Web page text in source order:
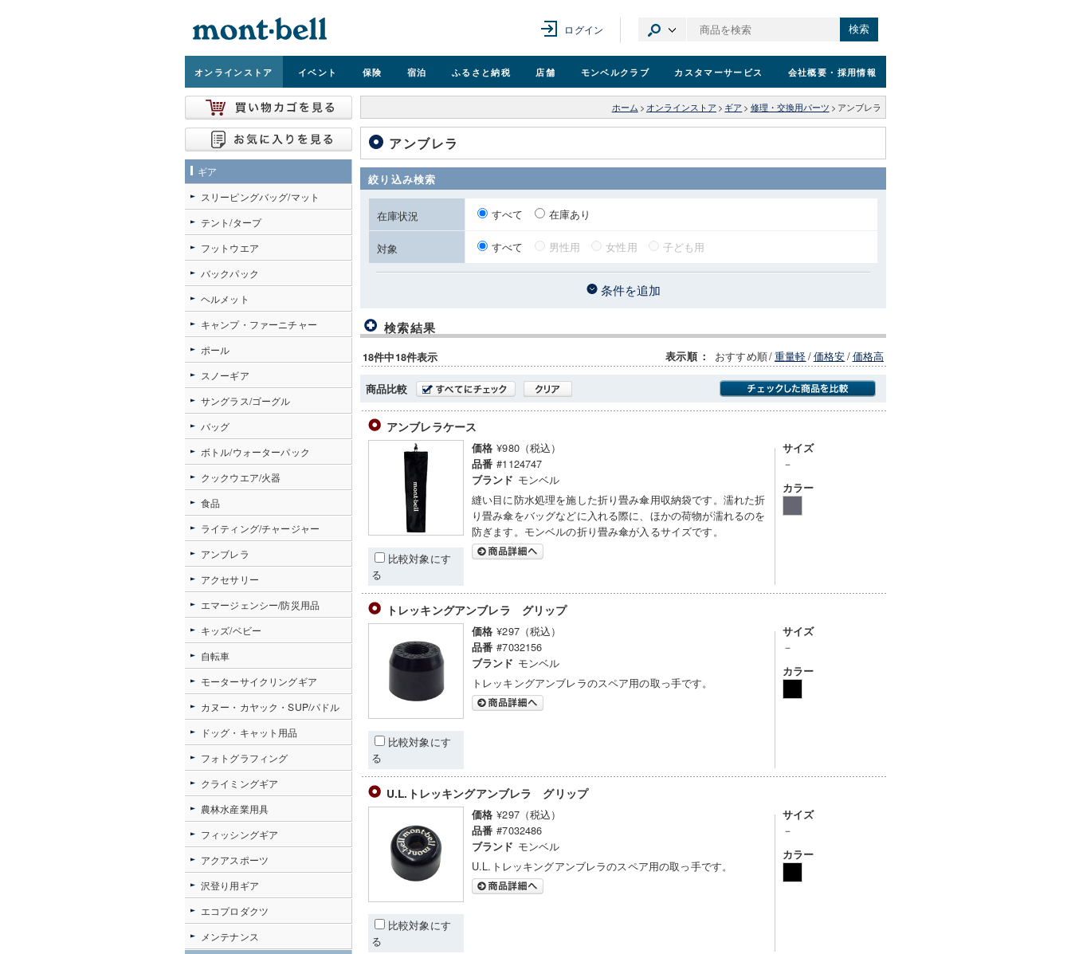
ログイン 検索
オンラインストア イベント 保険 宿泊 ふるさと納税 店舗 モンベルクラブ カスタマーサービス 会社概要 ・採用情報
ホーム > オンラインストア > ギア > 修理・交換用パーツ > アンブレラ
アンブレラ
絞り込み検索
在庫状況 すべて 在庫あり
対象 すべて 男性用 女性用 子ども用
条件を追加
検索結果
18件中18件表示 表示順 ： おすすめ順/重量軽/価格安/価格高
商品比較
アンブレラケース
比較対象にす
る
価格 ¥980（税込）
品番 #1124747
ブランド モンベル
縫い目に防水処理を施した折り畳み傘用収納袋です。濡れた折
り畳み傘をバッグなどに入れる際に、ほかの荷物が濡れるのを
防ぎます。モンベルの折り畳み傘が入るサイズです。
サイズ
－
カラー
トレッキングアンブレラ グリップ
比較対象にす
る
価格 ¥297（税込）
品番 #7032156
ブランド モンベル
トレッキングアンブレラのスペア用の取っ手です。
サイズ
－
カラー
U.L.トレッキングアンブレラ グリップ
比較対象にす
る
価格 ¥297（税込）
品番 #7032486
ブランド モンベル
U.L.トレッキングアンブレラのスペア用の取っ手です。
サイズ
－
カラー
ギア
スリーピングバッグ/マット
テント/タープ
フットウエア
バックパック
ヘルメット
キャンプ・ファーニチャー
ポール
スノーギア
サングラス/ゴーグル
バッグ
ボトル/ウォーターパック
クックウエア/火器
食品
ライティング/チャージャー
アンブレラ
アクセサリー
エマージェンシー/防災用品
キッズ/ベビー
自転車
モーターサイクリングギア
カヌー・カヤック・SUP/パドル
ドッグ・キャット用品
フォトグラフィング
クライミングギア
農林水産業用具
フィッシングギア
アクアスポーツ
沢登り用ギア
エコプロダクツ
メンテナンス